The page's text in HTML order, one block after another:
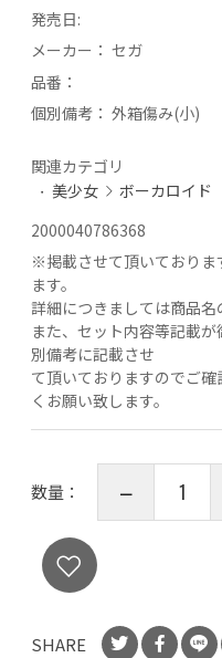
発売日:
メーカー： セガ
品番：
個別備考： 外箱傷み(小)
関連カテゴリ
美少女
ボーカロイド
2000040786368
※掲載させて頂いており
ます。
詳細につきましては商品名
また、セット内容等記載
別備考に記載させ
て頂いておりますのでご
くお願い致します。
数量：
SHARE